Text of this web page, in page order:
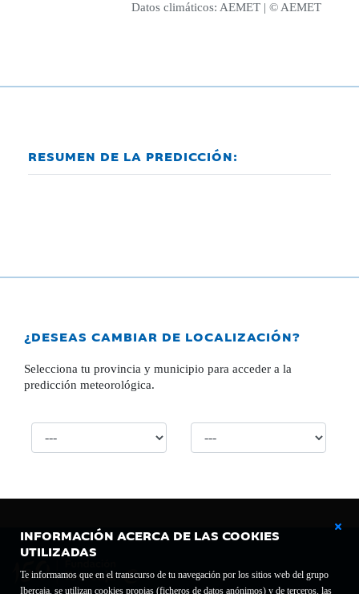
INFORMACIÓN ACERCA DE LAS COOKIES
UTILIZADAS
Te informamos que en el transcurso de tu navegación por los sitios web del grupo
Ibercaja, se utilizan cookies propias (ficheros de datos anónimos) y de terceros, las
Datos climáticos: AEMET | © AEMET
RESUMEN DE LA PREDICCIÓN:
¿DESEAS CAMBIAR DE LOCALIZACIÓN?
Selecciona tu provincia y municipio para acceder a la
predicción meteorológica.